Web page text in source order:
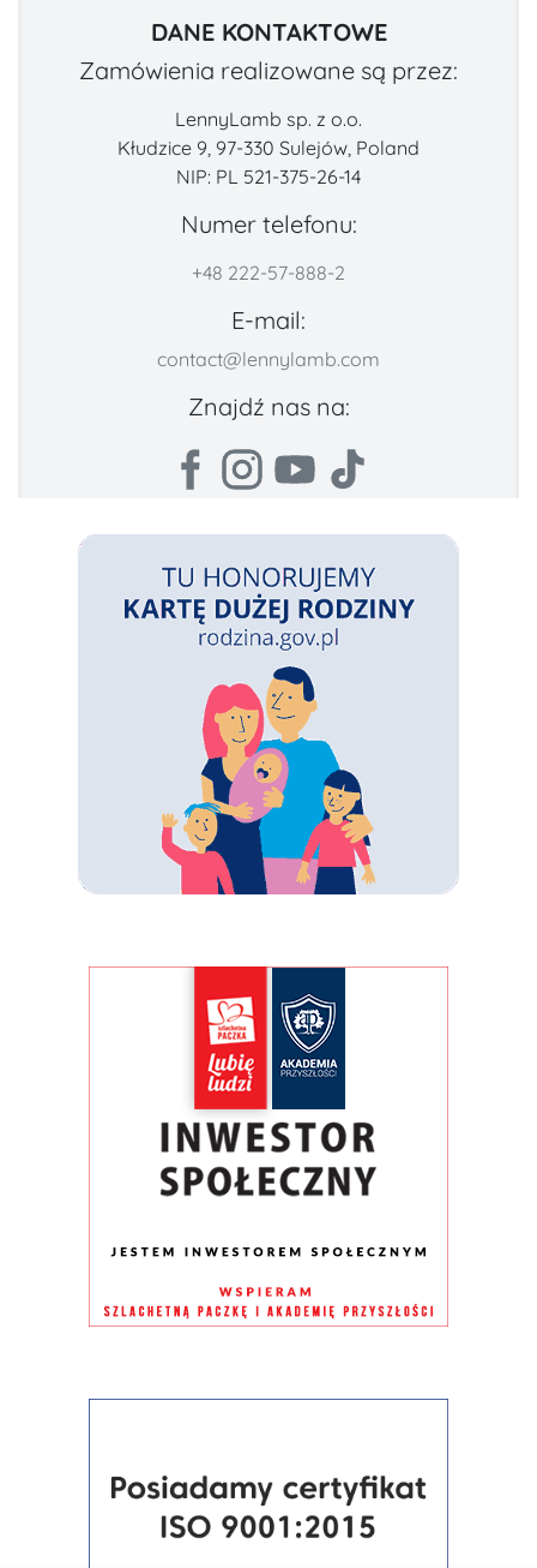
DANE KONTAKTOWE
Zamówienia realizowane są przez:
LennyLamb sp. z o.o.
Kłudzice 9, 97-330 Sulejów, Poland
NIP: PL 521-375-26-14
Numer telefonu:
+48 222-57-888-2
E-mail:
contact@lennylamb.com
Znajdź nas na: